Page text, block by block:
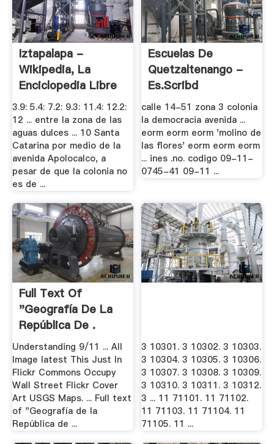
Iztapalapa -
Wikipedia, La
Enciclopedia Libre
3.9: 5.4: 7.2: 9.3: 11.4: 12.2:
12 ... entre la zona de las
aguas dulces ... 10 Santa
Catarina por medio de la
avenida Apolocalco, a
pesar de que la colonia no
es de ...
Escuelas De
Quetzaltenango -
Es.scribd
calle 14-51 zona 3 colonia
la democracia avenida ...
eorm eorm eorm 'molino de
las flores' eorm eorm eorm
... ines .no. codigo 09-11-
0745-41 09-11 ...
Full Text Of
"Geografía De La
República De .
Understanding 9/11 ... All
Image latest This Just In
Flickr Commons Occupy
Wall Street Flickr Cover
Art USGS Maps. ... Full text
of "Geografía de la
República de ...
3 10301. 3 10302. 3 10303.
3 10304. 3 10305. 3 10306.
3 10307. 3 10308. 3 10309.
3 10310. 3 10311. 3 10312.
3 ... 11 71101. 11 71102.
11 71103. 11 71104. 11
71105. 11 ...